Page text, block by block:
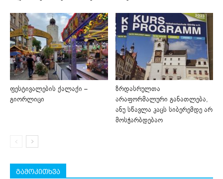
ფესტივალების ქალაქი –
გიორლიცი
ზრდასრულთა
არაფორმალური განათლება,
ანუ სწავლა კაცს სიბერემდე არ
მოსჭარბდებაო
გამოკითხვა